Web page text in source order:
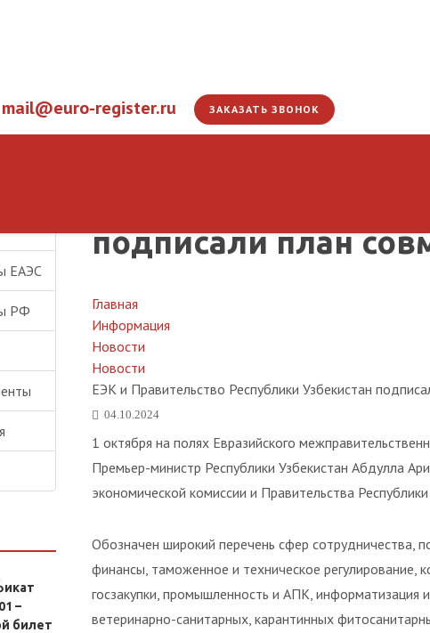
mail@euro-register.ru ЗАКАЗАТЬ ЗВОНОК
ЕАЭС
РФ
–
билет
подписали план
Главная
Информация
Новости
Новости
ЕЭК и Правительство Республики Узбекистан
04.10.2024
1 октября на полях Евразийского
Премьер-министр Республики Узбекистан Абдулла
экономической комиссии и Правительства
Обозначен широкий перечень сфер сотрудничества,
финансы, таможенное и техническое регулирование,
госзакупки, промышленность и АПК, информатизация
ветеринарно-санитарных, карантинных